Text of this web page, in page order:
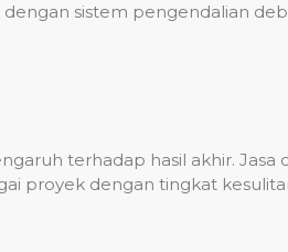
sistem pengendalian
terhadap hasil akhir.
proyek dengan tingkat